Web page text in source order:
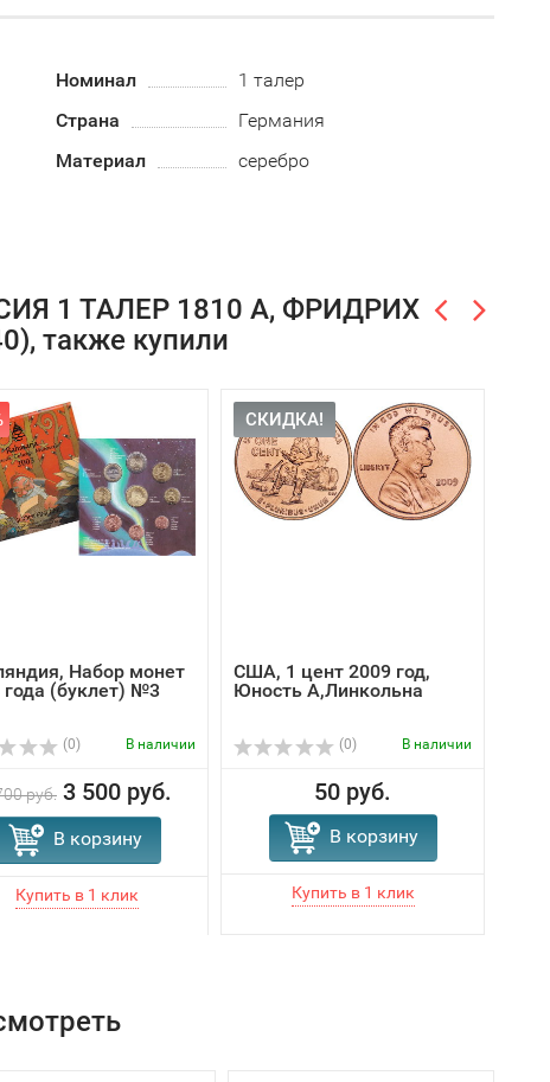
Номинал
1 талер
Страна
Германия
Материал
серебро
1 ТАЛЕР 1810 A, ФРИДРИХ
также купили
Набор монет
года (буклет) №3
(0) В наличии
руб. 3 500 руб.
В корзину
СКИДКА!
США, 1 цент 2009 год,
Юность А,Линкольна
(0) В наличии
50 руб.
В корзину